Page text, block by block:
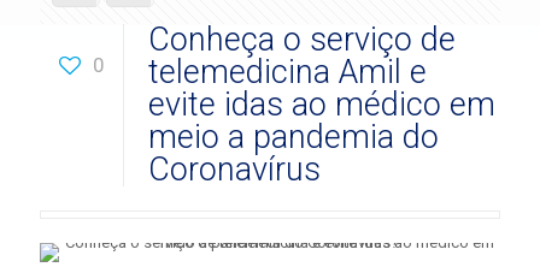
0
Conheça o serviço de
telemedicina Amil e
evite idas ao médico em
meio a pandemia do
Coronavírus